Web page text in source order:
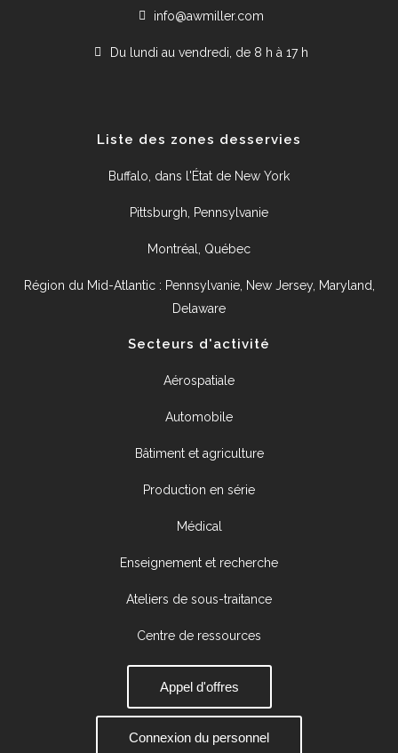
info@awmiller.com
Du lundi au vendredi, de 8 h à 17 h
Liste des zones desservies
Buffalo, dans l'État de New York
Pittsburgh, Pennsylvanie
Montréal, Québec
Région du Mid-Atlantic : Pennsylvanie, New Jersey, Maryland,
Delaware
Secteurs d'activité
Aérospatiale
Automobile
Bâtiment et agriculture
Production en série
Médical
Enseignement et recherche
Ateliers de sous-traitance
Centre de ressources
Appel d'offres
Connexion du personnel